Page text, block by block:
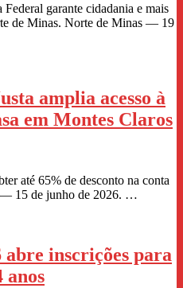
garante cidadania e mais
de Minas. Norte de Minas — 19
amplia acesso à
em Montes Claros
até 65% de desconto na conta
— 15 de junho de 2026. …
inscrições para
anos